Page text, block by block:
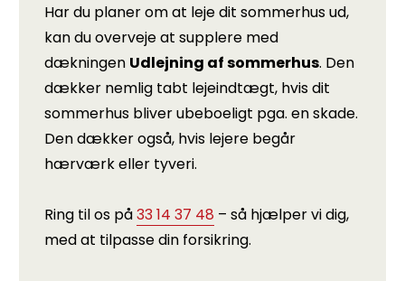
Har du planer om at leje dit sommerhus ud,
kan du overveje at supplere med
dækningen Udlejning af sommerhus. Den
dækker nemlig tabt lejeindtægt, hvis dit
sommerhus bliver ubeboeligt pga. en skade.
Den dækker også, hvis lejere begår
hærværk eller tyveri.
Ring til os på33 14 37 48 – så hjælper vi dig,
med at tilpasse din forsikring.